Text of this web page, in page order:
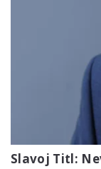
Slavoj Titl: